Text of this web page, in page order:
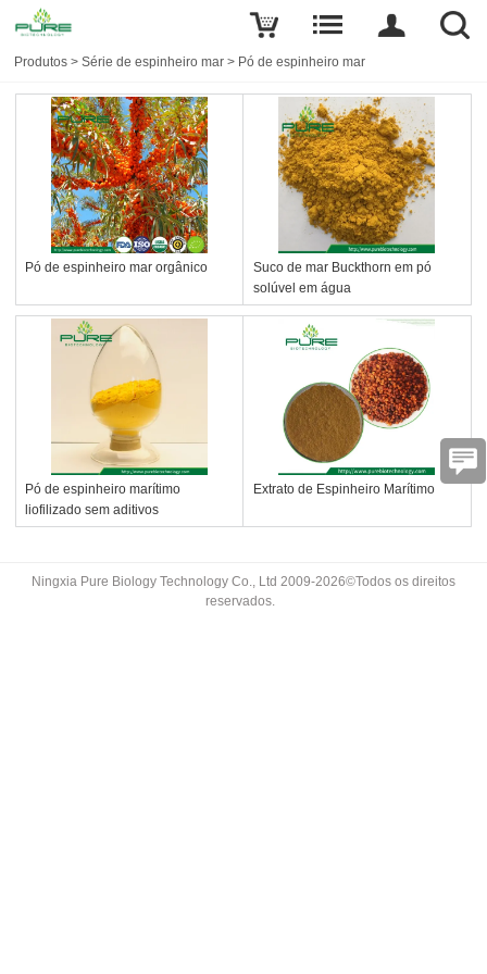
Produtos >Série de espinheiro mar > Pó de espinheiro mar
Pó de espinheiro mar orgânico
Suco de mar Buckthorn em pó
solúvel em água
Pó de espinheiro marítimo
liofilizado sem aditivos
Extrato de Espinheiro Marítimo
Ningxia Pure Biology Technology Co., Ltd 2009-2026©Todos os direitos
reservados.